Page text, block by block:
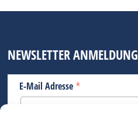
NEWSLETTER ANMELDUNG
E-Mail Adresse *